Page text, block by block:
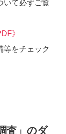
いて必ずご覧
》
をチェック
査」のダ